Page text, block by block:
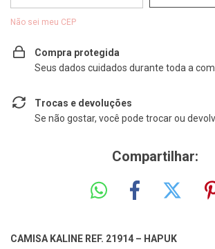
Não sei meu CEP
Compra protegida
Seus dados cuidados durante toda a
Trocas e devoluções
Se não gostar, você pode trocar ou
Compartilhar:
CAMISA KALINE REF. 21914 – HAPUK